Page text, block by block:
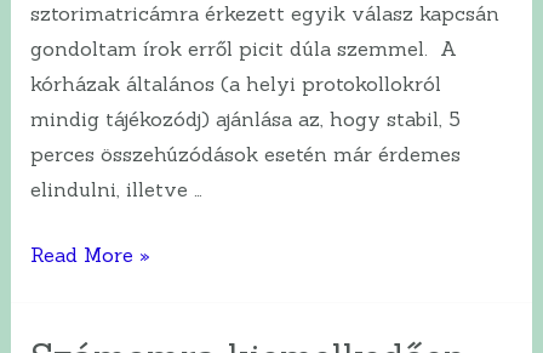
sztorimatricámra érkezett egyik válasz kapcsán
gondoltam írok erről picit dúla szemmel. A
kórházak általános (a helyi protokollokról
mindig tájékozódj) ajánlása az, hogy stabil, 5
perces összehúzódások esetén már érdemes
elindulni, illetve …
„Mikor
Read More »